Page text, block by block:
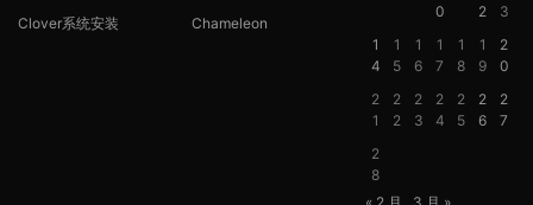
Clover系统安装 Chameleon
0
2
3
1
4
1
5
1
6
1
7
1
8
1
9
2
0
2
1
2
2
2
3
2
4
2
5
2
6
2
7
2
8